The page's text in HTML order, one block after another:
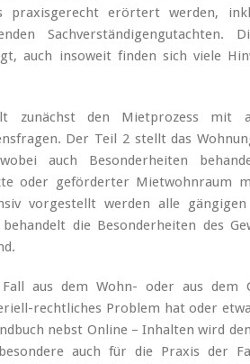
praxisgerecht erörtert werden,
Sachverständigengutachten.
auch insoweit finden sich viele
zunächst den Mietprozess mit
Der Teil 2 stellt das
auch Besonderheiten
oder geförderter Mietwohnraum
vorgestellt werden alle
die Besonderheiten des
aus dem Wohn- oder aus dem
rechtliches Problem hat oder
nebst Online – Inhalten wird
auch für die Praxis der